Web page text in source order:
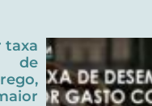
taxa
de